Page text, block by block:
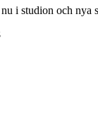
i studion och nya